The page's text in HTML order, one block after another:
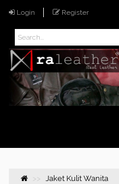
Login Register
Jaket Kulit Wanita